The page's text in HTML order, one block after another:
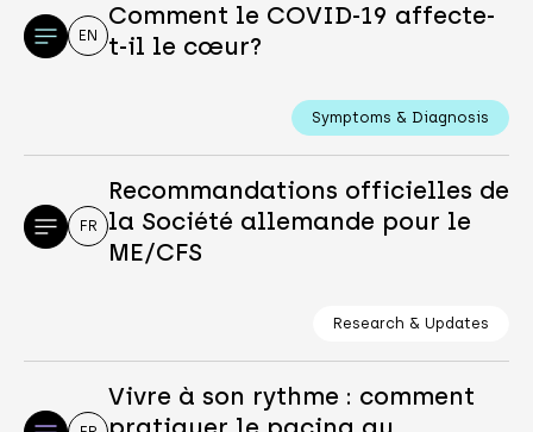
EN
Comment le COVID-19 affecte-
t-il le cœur?
Symptoms & Diagnosis
FR
Recommandations officielles de
la Société allemande pour le
ME/CFS
Research & Updates
Vivre à son rythme : comment